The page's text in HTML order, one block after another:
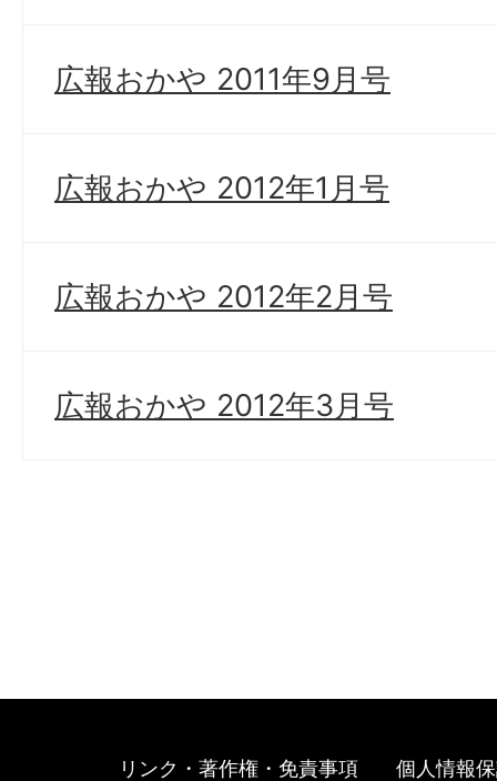
広報おかや 2011年9月号
広報おかや 2012年1月号
広報おかや 2012年2月号
広報おかや 2012年3月号
リンク・著作権・免責事項 個人情報